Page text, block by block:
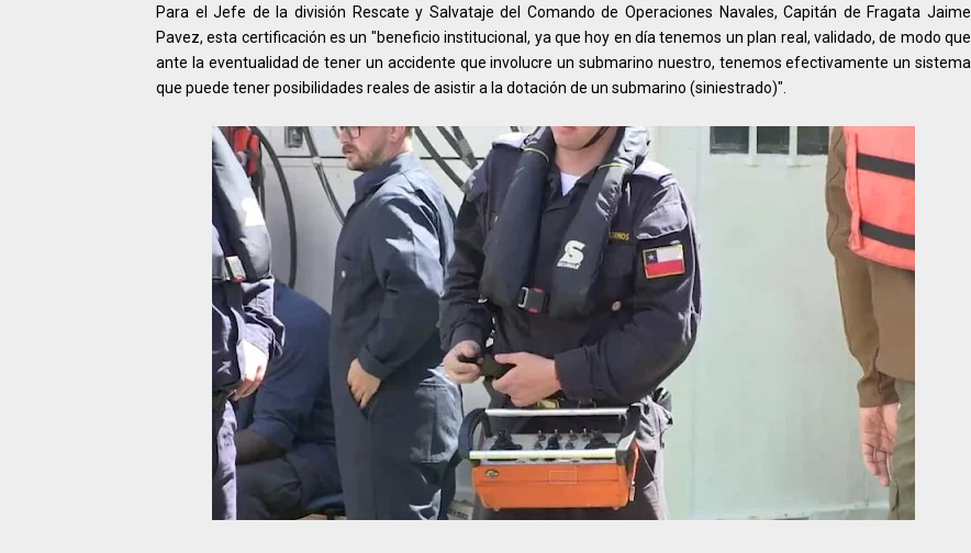
Para el Jefe de la división Rescate y Salvataje del Comando de Operaciones Navales, Capitán de Fragata Jaime
Pavez, esta certificación es un "beneficio institucional, ya que hoy en día tenemos un plan real, validado, de modo que
ante la eventualidad de tener un accidente que involucre un submarino nuestro, tenemos efectivamente un sistema
que puede tener posibilidades reales de asistir a la dotación de un submarino (siniestrado)".